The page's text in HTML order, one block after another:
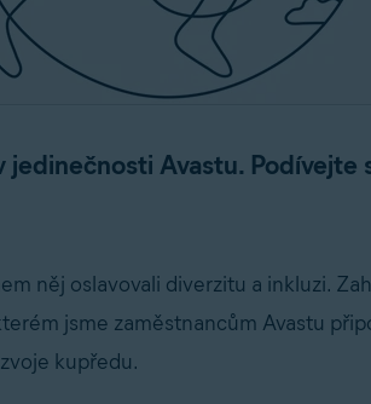
Avastu. Podívejte
něj oslavovali diverzitu a inkluzi.
jsme zaměstnancům Avastu
kupředu.